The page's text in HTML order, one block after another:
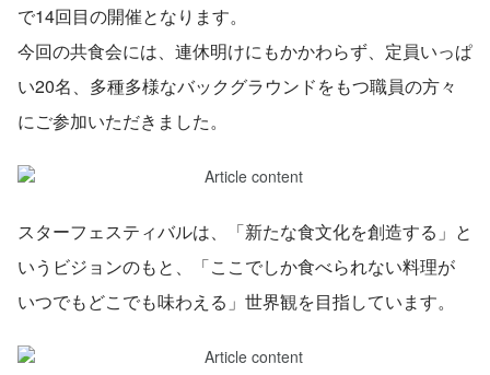
で14回目の開催となります。
今回の共食会には、連休明けにもかかわらず、定員いっぱ
い20名、多種多様なバックグラウンドをもつ職員の方々
にご参加いただきました。
スターフェスティバルは、「新たな食文化を創造する」と
いうビジョンのもと、「ここでしか食べられない料理が
いつでもどこでも味わえる」世界観を目指しています。